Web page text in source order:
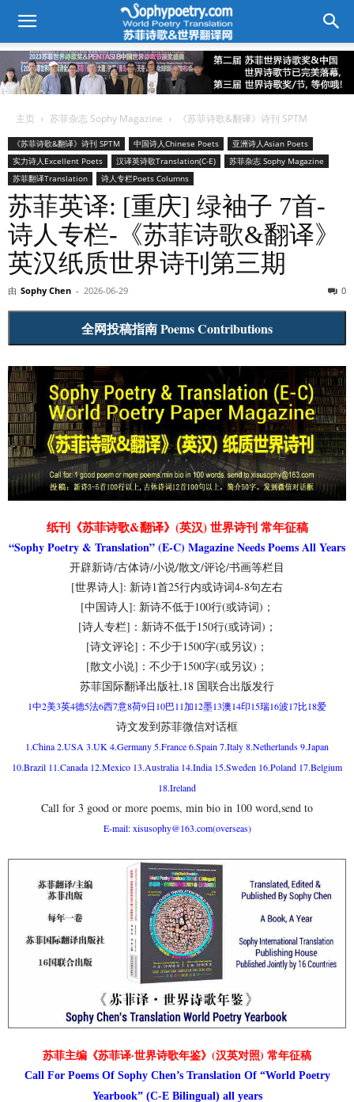
主页 苏菲杂志 Sophy Magazine 《苏菲诗歌&翻译》诗刊 SPTM
《苏菲诗歌&翻译》诗刊 SPTM 中国诗人Chinese Poets
亚洲诗人Asian Poets
实力诗人Excellent Poets
汉译英诗歌Translation(C-E)
苏菲杂志 Sophy Magazine
苏菲翻译Translation
诗人专栏Poets Columns
苏菲英译: [重庆] 绿袖子 7首-
诗人专栏-《苏菲诗歌&翻译》
英汉纸质世界诗刊第三期
由 Sophy Chen - 2026-06-29 0
全网投稿指南 Poems Contributions
纸刊《苏菲诗歌&翻译》(英汉) 世界诗刊 常年征稿
“Sophy Poetry & Translation” (E-C) Magazine Needs Poems All Years
开辟新诗/古体诗/小说/散文/评论/书画等栏目
[世界诗人]: 新诗1首25行内或诗词4-8句左右
[中国诗人]: 新诗不低于100行(或诗词)；
[诗人专栏]：新诗不低于150行(或诗词)；
[诗文评论]：不少于1500字(或另议)；
[散文小说]：不少于1500字(或另议)；
苏菲国际翻译出版社,18 国联合出版发行
1中2美3英4德5法6西7意8荷9日10巴11加12墨13澳14印15瑞16波17比18爱
诗文发到苏菲微信对话框
1.China 2.USA 3.UK 4.Germany 5.France 6.Spain 7.Italy 8.Netherlands 9.Japan
10.Brazil 11.Canada 12.Mexico 13.Australia 14.India 15.Sweden 16.Poland 17.Belgium
18.Ireland
Call for 3 good or more poems, min bio in 100 word,send to
E-mail: xisusophy@163.com(overseas)
苏菲主编《苏菲译·世界诗歌年鉴》(汉英对照) 常年征稿
Call For Poems Of Sophy Chen’s Translation Of “World Poetry
Yearbook” (C-E Bilingual) all years